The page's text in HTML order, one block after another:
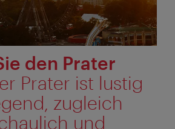
den Prater
Prater ist lustig
zugleich
und